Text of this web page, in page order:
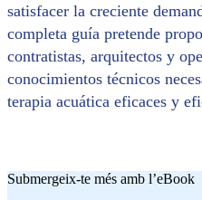
satisfacer la creciente
completa guía pretende
contratistas, arquitectos y
conocimientos técnicos
terapia acuática eficaces y
Submergeix-te més amb l’eBook